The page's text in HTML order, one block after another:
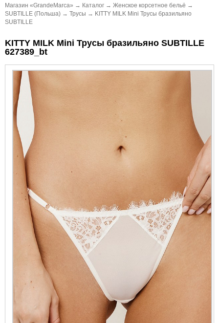
Магазин «GrandeMarca» → Каталог → Женское корсетное бельё →
SUBTILLE (Польша) → Трусы → KITTY MILK Mini Трусы бразильяно
SUBTILLE
KITTY MILK Mini Трусы бразильяно SUBTILLE
627389_bt